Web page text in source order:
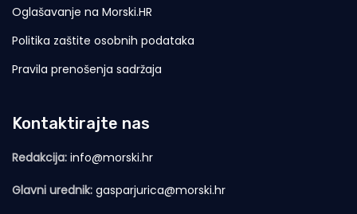
Oglašavanje na Morski.HR
Politika zaštite osobnih podataka
Pravila prenošenja sadržaja
Kontaktirajte nas
Redakcija: info@morski.hr
Glavni urednik: gasparjurica@morski.hr